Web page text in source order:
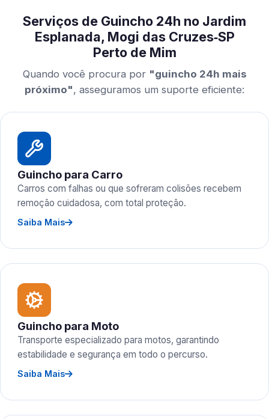
Serviços de Guincho 24h no Jardim
Esplanada, Mogi das Cruzes‑SP
Perto de Mim
Quando você procura por "guincho 24h mais
próximo", asseguramos um suporte eficiente:
Guincho para Carro
Carros com falhas ou que sofreram colisões recebem
remoção cuidadosa, com total proteção.
Saiba Mais
Guincho para Moto
Transporte especializado para motos, garantindo
estabilidade e segurança em todo o percurso.
Saiba Mais